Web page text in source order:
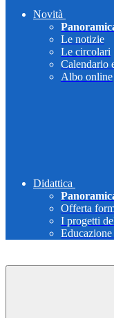
Novità
Le notizie
Le circolari
Calendario
Albo online
Didattica
Offerta
I progetti